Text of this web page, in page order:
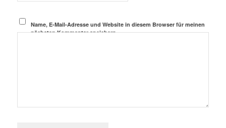
Name, E-Mail-Adresse und Website in diesem Browser für meinen
nächsten Kommentar speichern.